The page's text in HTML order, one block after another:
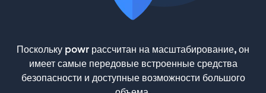
Поскольку powr рассчитан на масштабирование, он
имеет самые передовые встроенные средства
безопасности и доступные возможности большого